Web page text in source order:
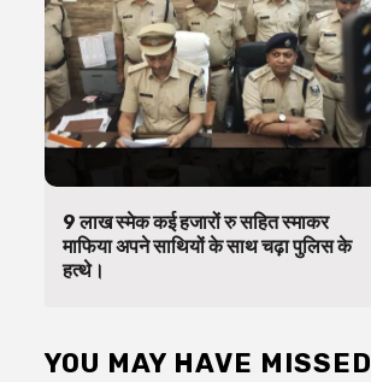
9 लाख स्मेक कई हजारों रु सहित स्माकर
माफिया अपने साथियों के साथ चढ़ा पुलिस के
हत्थे।
YOU MAY HAVE MISSED